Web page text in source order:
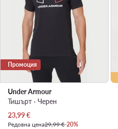
Промоция
Under Armour
Тишърт · Черен
Актуална цена
23,99€
Редовна цена29,99 €-20%